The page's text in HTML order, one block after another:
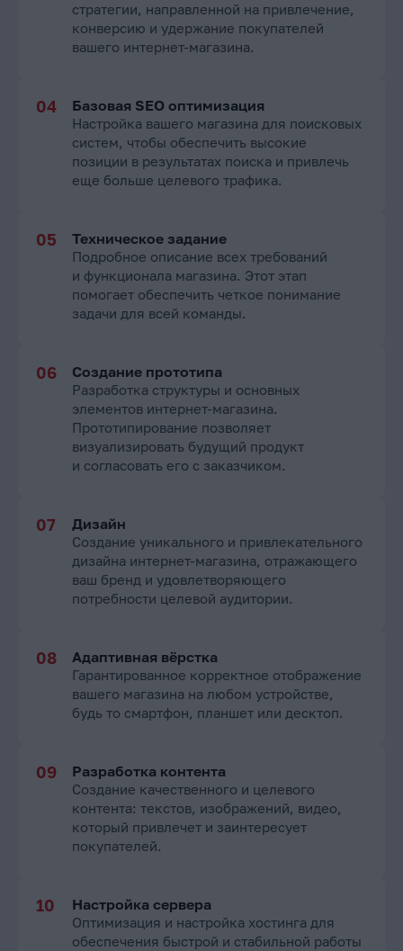
стратегии, направленной на привлечение,
конверсию и удержание покупателей
вашего интернет-магазина.
Базовая SEO оптимизация
Настройка вашего магазина для поисковых
систем, чтобы обеспечить высокие
позиции в результатах поиска и привлечь
еще больше целевого трафика.
Техническое задание
Подробное описание всех требований
и функционала магазина. Этот этап
помогает обеспечить четкое понимание
задачи для всей команды.
Создание прототипа
Разработка структуры и основных
элементов интернет-магазина.
Прототипирование позволяет
визуализировать будущий продукт
и согласовать его с заказчиком.
Дизайн
Создание уникального и привлекательного
дизайна интернет-магазина, отражающего
ваш бренд и удовлетворяющего
потребности целевой аудитории.
Адаптивная вёрстка
Гарантированное корректное отображение
вашего магазина на любом устройстве,
будь то смартфон, планшет или десктоп.
Разработка контента
Создание качественного и целевого
контента: текстов, изображений, видео,
который привлечет и заинтересует
покупателей.
Настройка сервера
Оптимизация и настройка хостинга для
обеспечения быстрой и стабильной работы